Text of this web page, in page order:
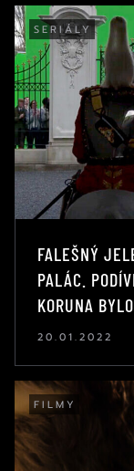
SERIÁLY
FALEŠNÝ
PALÁC.
KORUNA
20.01.2022
FILMY